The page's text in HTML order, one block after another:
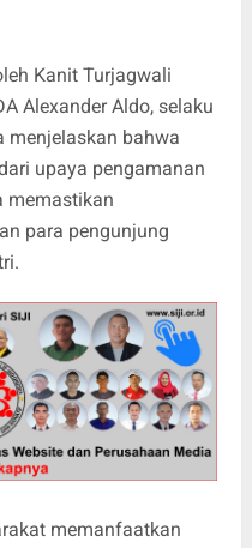
Kanit Turjagwali
Alexander Aldo, selaku
menjelaskan bahwa
upaya pengamanan
memastikan
para pengunjung
memanfaatkan